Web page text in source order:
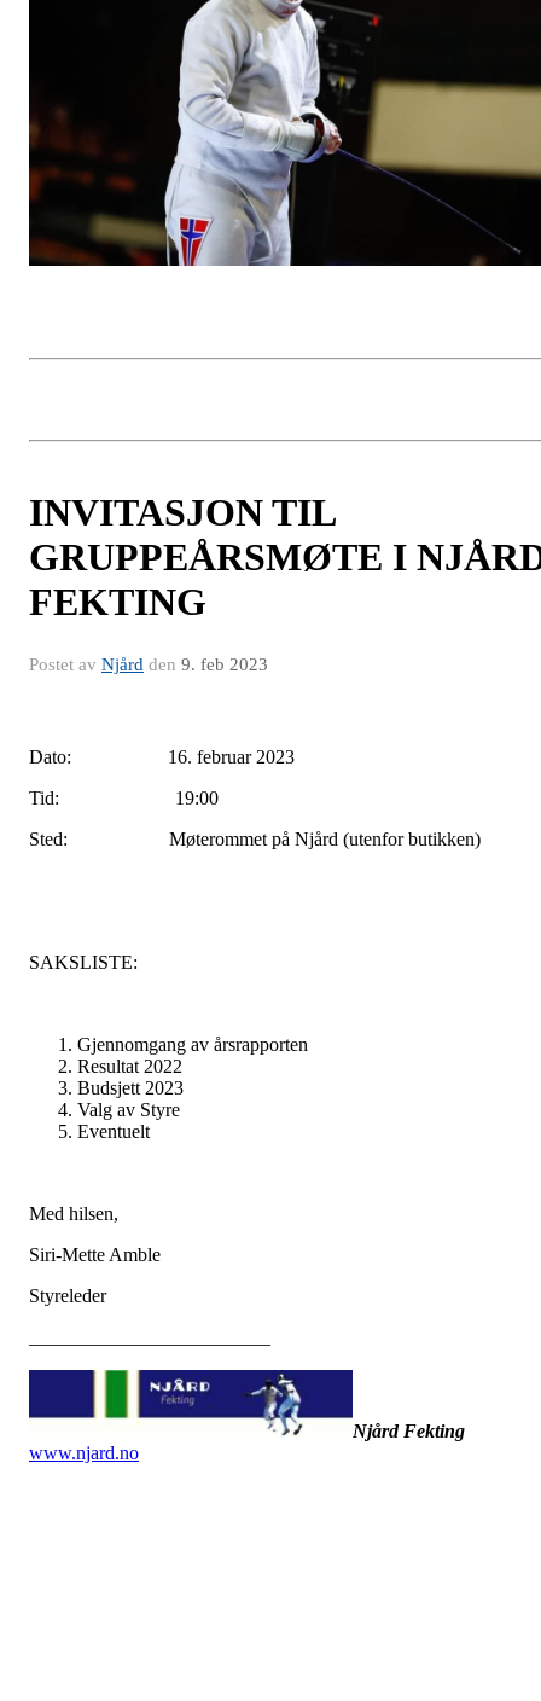
INVITASJON TIL
GRUPPEÅRSMØTE I
FEKTING
Postet av Njård den 9. feb 2023
Dato: 16. februar 2023
Tid: 19:00
Sted: Møterommet på Njård (utenfor butikken)
SAKSLISTE:
Gjennomgang av årsrapporten
Resultat 2022
Budsjett 2023
Valg av Styre
Eventuelt
Med hilsen,
Siri-Mette Amble
Styreleder
Njård Fekting
www.njard.no